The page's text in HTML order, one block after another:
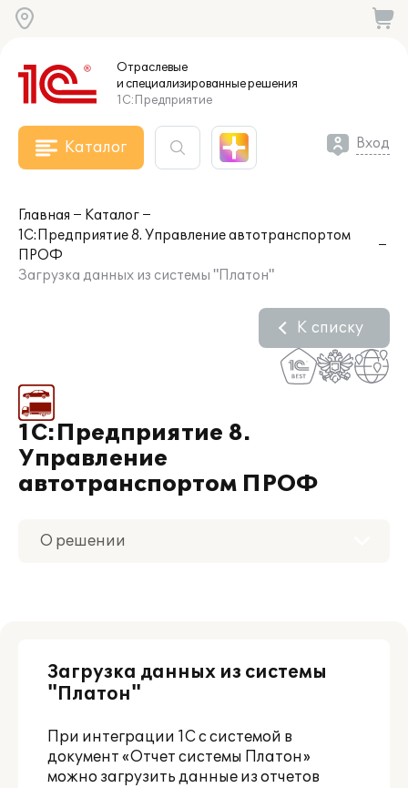
Отраслевые
и специализированныерешения
1С:Предприятие
Каталог Вход
Главная
Каталог
1С:Предприятие 8. Управление автотранспортом
ПРОФ
Загрузка данных из системы "Платон"
1С:Предприятие 8.
Управление
автотранспортом ПРОФ
К списку
О решении
Материалы
Загрузка данных из системы
"Платон"
При интеграции 1С с системой в
документ «Отчет системы Платон»
можно загрузить данные из отчетов